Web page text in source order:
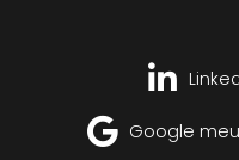
Google